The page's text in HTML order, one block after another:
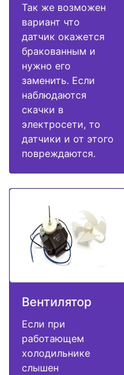
Так же возможен
вариант что
датчик окажется
бракованным и
нужно его
заменить. Если
наблюдаются
скачки в
электросети, то
датчики и от этого
повреждаются.
Вентилятор
Если при
работающем
холодильнике
слышен